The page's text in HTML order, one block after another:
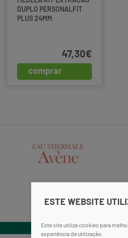
ESTE WEBSITE
Este site utiliza cookies para
experiência de utilização.
DUPLO PERSONALFIT
PLUS 24MM
comprar
47,30€